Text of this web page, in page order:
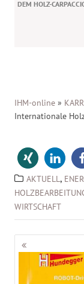
DEM HOLZ-
IHM-online »
Internationale
AKTUELL,
WIRTSCHAFT